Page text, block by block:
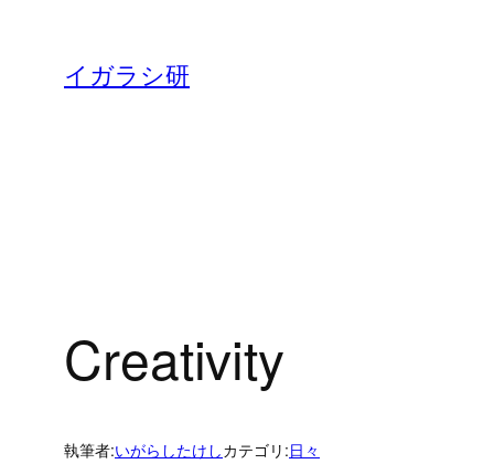
イガラシ研
Creativity
執筆者:いがらしたけしカテゴリ:日々